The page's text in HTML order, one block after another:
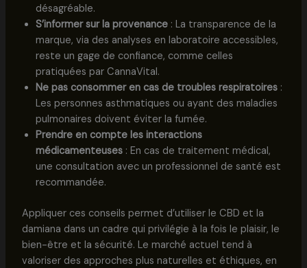
désagréable.
S’informer sur la provenance: La transparence de la
marque, via des analyses en laboratoire accessibles,
reste un gage de confiance, comme celles
pratiquées par CannaVital.
Ne pas consommer en cas de troubles respiratoires:
Les personnes asthmatiques ou ayant des maladies
pulmonaires doivent éviter la fumée.
Prendre en compte les interactions
médicamenteuses: En cas de traitement médical,
une consultation avec un professionnel de santé est
recommandée.
Appliquer ces conseils permet d’utiliser le CBD et la
damiana dans un cadre qui privilégie à la fois le plaisir, le
bien-être et la sécurité. Le marché actuel tend à
valoriser des approches plus naturelles et éthiques, en